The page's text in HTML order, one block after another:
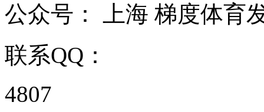
公众号：
上海 梯度体育
联系QQ：
4807